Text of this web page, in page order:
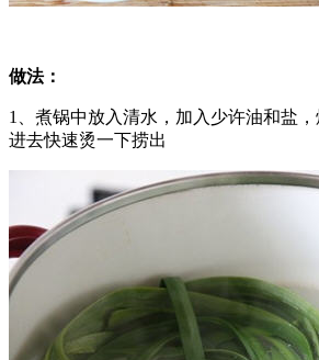
做法：
1、煮锅中放入清水，加入少许油和盐
进去快速烫一下捞出